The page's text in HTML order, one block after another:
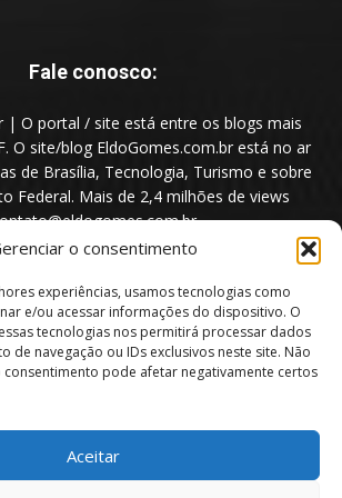
o consentimento
experiências, usamos tecnologias como
e/ou acessar informações do dispositivo. O
tecnologias nos permitirá processar dados
de navegação ou IDs exclusivos neste site. Não
pode afetar negativamente certos
Aceitar
Fale conosco:
| O portal / site está entre os blogs mais
O site/blog EldoGomes.com.br está no ar
de Brasília, Tecnologia, Turismo e sobre
Federal. Mais de 2,4 milhões de views